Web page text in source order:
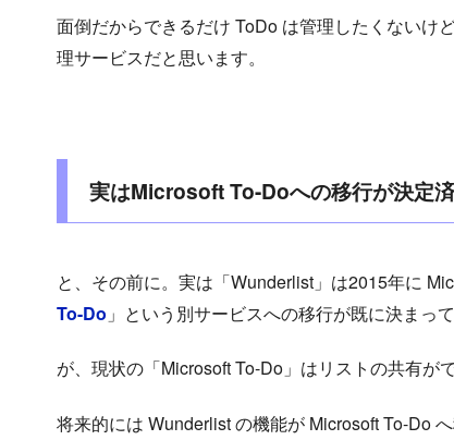
面倒だからできるだけ ToDo は管理したくないけ
理サービスだと思います。
実はMicrosoft To-Doへの移行が決定
と、その前に。実は「Wunderlist」は2015年に
To-Do 」という別サービスへの移行が既に決まっ
が、現状の「Microsoft To-Do」はリストの共有が
将来的には Wunderlist の機能が Microsoft To-Do